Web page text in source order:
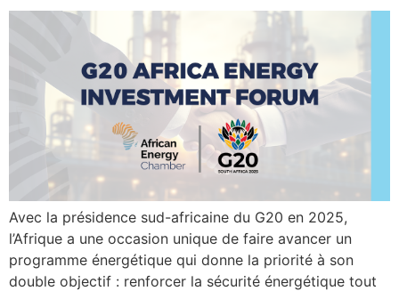
Avec la présidence sud-africaine du G20 en 2025,
l’Afrique a une occasion unique de faire avancer un
programme énergétique qui donne la priorité à son
double objectif : renforcer la sécurité énergétique tout